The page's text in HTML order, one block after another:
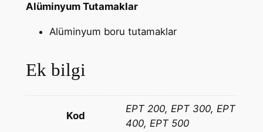
Alüminyum Tutamaklar
Alüminyum boru tutamaklar
Ek bilgi
Kod
EPT 200, EPT 300, EPT
400, EPT 500